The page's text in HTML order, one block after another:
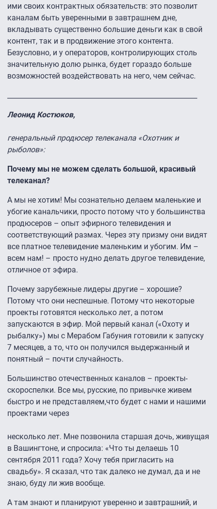
ими своих контрактных обязательств: это позволит
каналам быть уверенными в завтрашнем дне,
вкладывать существенно большие деньги как в свой
контент, так и в продвижение этого контента.
Безусловно, и у операторов, контролирующих столь
значительную долю рынка, будет гораздо больше
возможностей воздействовать на него, чем сейчас.
Леонид Костюков,
генеральный продюсер телеканала «Охотник и
рыболов»:
Почему мы не можем сделать большой, красивый
телеканал?
А мы не хотим! Мы сознательно делаем маленькие и
убогие канальчики, просто потому что у большинства
продюсеров – опыт эфирного телевидения и
соответствующий размах. Через эту призму они видят
все платное телевидение маленьким и убогим. Им –
всем нам! – просто нудно делать другое телевидение,
отличное от эфира.
Почему зарубежные лидеры другие – хорошие?
Потому что они неспешные. Потому что некоторые
проекты готовятся несколько лет, а потом
запускаются в эфир. Мой первый канал («Охоту и
рыбалку») мы с Мерабом Габуния готовили к запуску
7 месяцев, а то, что он получился выдержанный и
понятный – почти случайность.
Большинство отечественных каналов – проекты-
скороспелки. Все мы, русские, по привычке живем
быстро и не представляем,что будет с нами и нашими
проектами через
несколько лет. Мне позвонила старшая дочь, живущая
в Вашингтоне, и спросила: «Что ты делаешь 10
сентября 2011 года? Хочу тебя пригласить на
свадьбу». Я сказал, что так далеко не думал, да и не
знаю, буду ли жив вообще.
А там знают и планируют уверенно и завтрашний, и